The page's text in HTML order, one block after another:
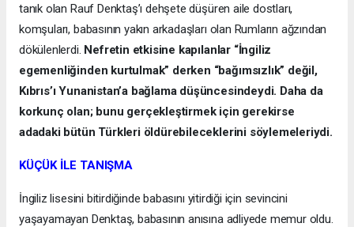
tanık olan Rauf Denktaş’ı dehşete düşüren aile dostları,
komşuları, babasının yakın arkadaşları olan Rumların ağzından
dökülenlerdi. Nefretin etkisine kapılanlar “İngiliz
egemenliğinden kurtulmak” derken “bağımsızlık” değil,
Kıbrıs’ı Yunanistan’a bağlama düşüncesindeydi. Daha da
korkunç olan; bunu gerçekleştirmek için gerekirse
adadaki bütün Türkleri öldürebileceklerini söylemeleriydi.
KÜÇÜK İLE TANIŞMA
İngiliz lisesini bitirdiğinde babasını yitirdiği için sevincini
yaşayamayan Denktaş, babasının anısına adliyede memur oldu.